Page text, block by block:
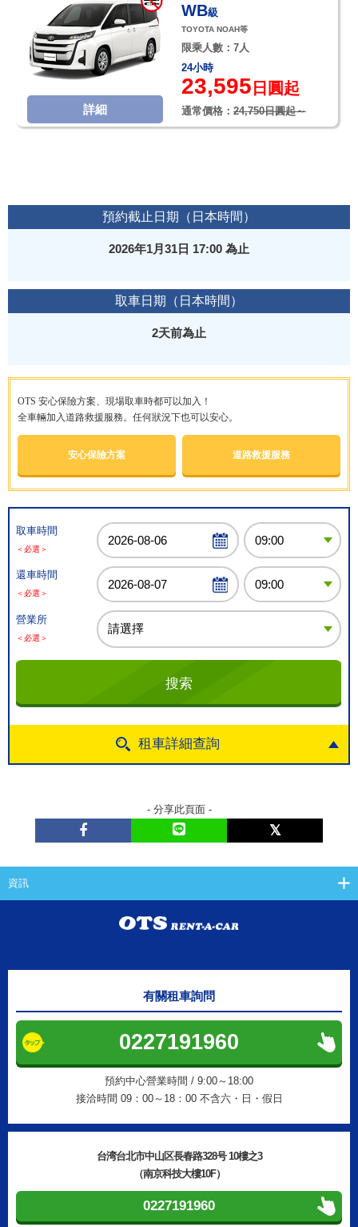
詳細
WB級
TOYOTA NOAH等
限乘人數：7人
24小時
23,595 日圓起
通常價格：24,750日圓起～
預約截止日期（日本時間）
2026年1月31日 17:00 為止
取車日期（日本時間）
2天前為止
OTS 安心保險方案、現場取車時都可以加入！
全車輛加入道路救援服務。任何狀況下也可以安心。
安心保險方案 道路救援服務
取車時間
＜必選＞
還車時間
＜必選＞
營業所
＜必選＞
租車詳細查詢
- 分享此頁面 -
資訊
有關租車詢問
0227191960
預約中心營業時間 / 9:00～18:00
接洽時間 09：00～18：00 不含六・日・假日
台湾台北市中山区長春路328号 10樓之3
（南京科技大樓10F）
0227191960